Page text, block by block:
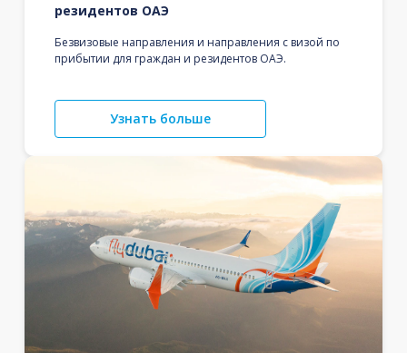
резидентов ОАЭ
Безвизовые направления и направления с визой по
прибытии для граждан и резидентов ОАЭ.
Узнать больше